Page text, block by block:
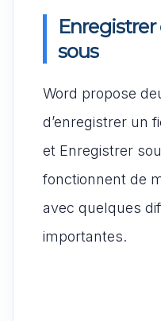
sous
Word propose
d’enregistrer un
et Enregistrer
fonctionnent de
avec quelques
importantes.